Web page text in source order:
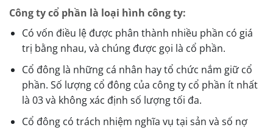
Công ty cổ phần là loại hình công ty:
Có vốn điều lệ được phân thành nhiều phần có giá
trị bằng nhau, và chúng được gọi là cổ phần.
Cổ đông là những cá nhân hay tổ chức nắm giữ cổ
phần. Số lượng cổ đông của công ty cổ phần ít nhất
là 03 và không xác định số lượng tối đa.
Cổ đông có trách nhiệm nghĩa vụ tại sản và số nợ